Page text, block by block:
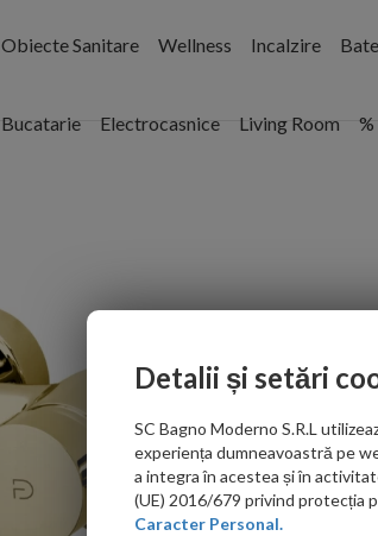
Obiecte Sanitare Wellness Incalzire
Bucatarie Electrocasnice Living Room
Detalii și setări
SC Bagno Moderno S.R.L
experiența dumneavoastră pe
a integra în acestea și în
(UE) 2016/679 privind protecția
Caracter Personal.